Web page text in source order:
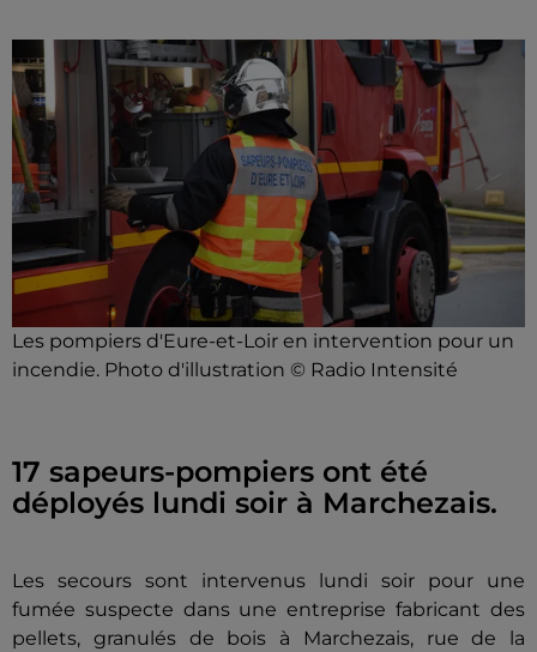
Les pompiers d'Eure-et-Loir en intervention pour un
incendie. Photo d'illustration © Radio Intensité
17 sapeurs-pompiers ont été
déployés lundi soir à Marchezais.
Les secours sont intervenus lundi soir pour une
fumée suspecte dans une entreprise fabricant des
pellets, granulés de bois à Marchezais, rue de la